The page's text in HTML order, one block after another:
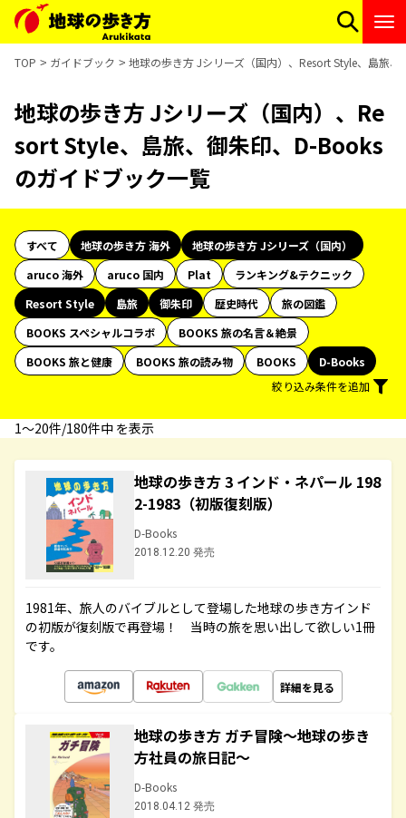
TOP ガイドブック 地球の歩き方 Jシリーズ（国内）、Resort Style、島旅
地球の歩き方 Jシリーズ（国内）、Re
sort Style、島旅、御朱印、D-Books
のガイドブック一覧
すべて 地球の歩き方 海外
地球の歩き方 Jシリーズ（国内）
aruco 海外
aruco 国内 Plat
ランキング&テクニック
Resort Style
島旅 御朱印 歴史時代
旅の図鑑
BOOKS スペシャルコラボ
BOOKS 旅の名言＆絶景
BOOKS 旅と健康
BOOKS 旅の読み物 BOOKS
D-Books
絞り込み条件を追加
1〜20件/180件中 を表示
地球の歩き方 3 インド・ネパール 198
2-1983（初版復刻版）
D-Books
2018.12.20 発売
1981年、旅人のバイブルとして登場した地球の歩き方インド
の初版が復刻版で再登場！ 当時の旅を思い出して欲しい1冊
です。
詳細を見る
地球の歩き方 ガチ冒険～地球の歩き
方社員の旅日記～
D-Books
2018.04.12 発売